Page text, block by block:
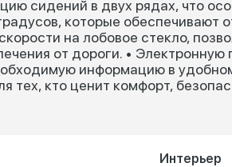
сидений в двух рядах, что
которые обеспечивают
на лобовое стекло,
от дороги. • Электронную
информацию в
тех, кто ценит комфорт,
Интерьер